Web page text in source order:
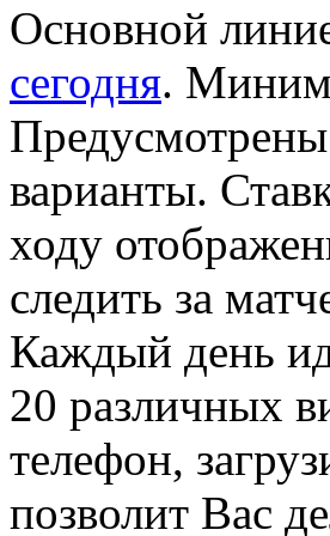
Основной
сегодня.
варианты.
ходу
следить за
Каждый день
20 различных
телефон,
позволит Вас